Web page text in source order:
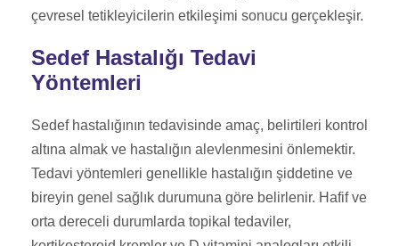
çevresel tetikleyicilerin etkileşimi sonucu gerçekleşir.
Sedef Hastalığı Tedavi
Yöntemleri
Sedef hastalığının tedavisinde amaç, belirtileri kontrol
altına almak ve hastalığın alevlenmesini önlemektir.
Tedavi yöntemleri genellikle hastalığın şiddetine ve
bireyin genel sağlık durumuna göre belirlenir. Hafif ve
orta dereceli durumlarda topikal tedaviler,